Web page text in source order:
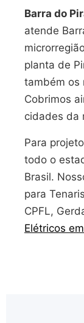
Barra do
atende
planta de
também os
Cobrimos
cidades da
Para
todo o
Brasil.
para
CPFL,
Elétricos